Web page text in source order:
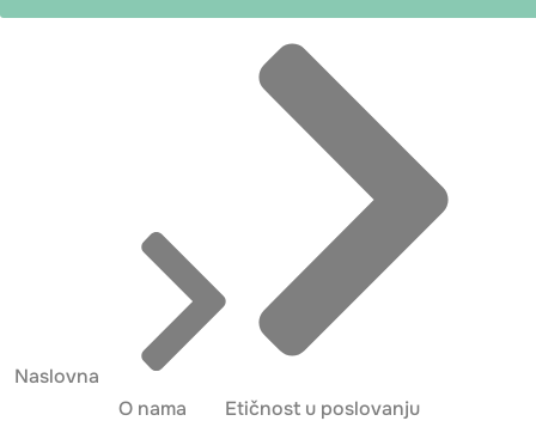
Naslovna
O nama
Etičnost u poslovanju